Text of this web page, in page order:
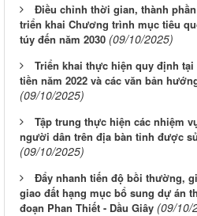
Điều chỉnh thời gian, thành
triển khai Chương trình mục tiêu
túy đến năm 2030 (09/10/2025)
Triển khai thực hiện quy định
tiền năm 2022 và các văn bản
(09/10/2025)
Tập trung thực hiện các nhiệm
người dân trên địa bàn tỉnh được
(09/10/2025)
Đẩy nhanh tiến độ bồi thường,
giao đất hạng mục bổ sung dự án
đoạn Phan Thiết - Dầu Giây (09/10/